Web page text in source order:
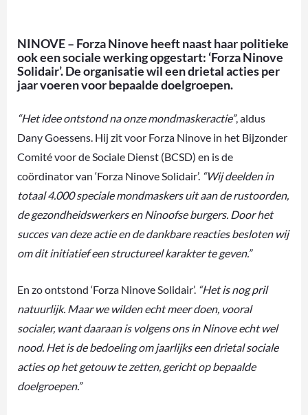
NINOVE – Forza Ninove heeft naast haar politieke
ook een sociale werking opgestart: ‘Forza Ninove
Solidair’. De organisatie wil een drietal acties per
jaar voeren voor bepaalde doelgroepen.
“Het idee ontstond na onze mondmaskeractie”, aldus
Dany Goessens. Hij zit voor Forza Ninove in het Bijzonder
Comité voor de Sociale Dienst (BCSD) en is de
coördinator van ‘Forza Ninove Solidair’. “Wij deelden in
totaal 4.000 speciale mondmaskers uit aan de rustoorden,
de gezondheidswerkers en Ninoofse burgers. Door het
succes van deze actie en de dankbare reacties besloten wij
om dit initiatief een structureel karakter te geven.”
En zo ontstond ‘Forza Ninove Solidair’. “Het is nog pril
natuurlijk. Maar we wilden echt meer doen, vooral
socialer, want daaraan is volgens ons in Ninove echt wel
nood. Het is de bedoeling om jaarlijks een drietal sociale
acties op het getouw te zetten, gericht op bepaalde
doelgroepen.”